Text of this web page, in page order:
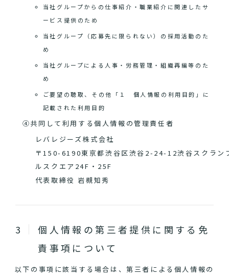
当社グループからの仕事紹介・職業紹介に関連したサ
ービス提供のため
当社グループ（応募先に限られない）の採用活動のた
め
当社グループによる人事・労務管理・組織再編等のた
め
ご要望の聴取、その他「１ 個人情報の利用目的」に
記載された利用目的
④共同して利用する個人情報の管理責任者
レバレジーズ株式会社
〒150-6190東京都渋谷区渋谷2-24-12渋谷スクラン
ルスクエア24F・25F
代表取締役 岩槻知秀
個人情報の第三者提供に関する免
責事項について
以下の事項に該当する場合は、第三者による個人情報の